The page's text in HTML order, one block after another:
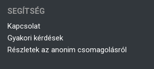
SEGÍTSÉG
Kapcsolat
Gyakori kérdések
Részletek az anonim csomagolásról